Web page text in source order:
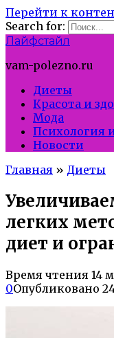
Перейти к
Search for:
Лайфстайл
vam-polezno.ru
Диеты
Красота и
Мода
Психология
Новости
Главная » Диеты
легких
диет и
Время чтения 14
0Опубликовано